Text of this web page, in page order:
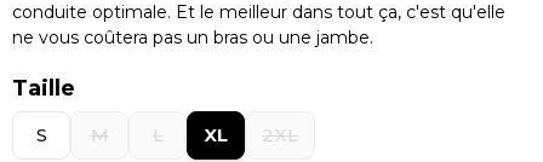
conduite optimale. Et le meilleur dans tout ça, c'est qu'elle
ne vous coûtera pas un bras ou une jambe.
Taille
S M L XL 2XL